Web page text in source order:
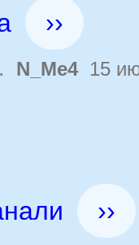
››
N_Me415
››